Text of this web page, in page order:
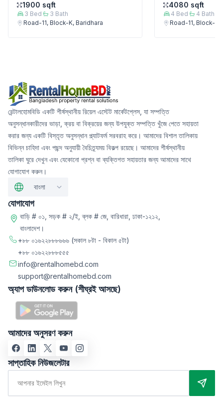
1900 sqft
3 Bed 3 Bath
Road-11, Block-K, Baridhara
4080 sqft
4 Bed 4 Bath
Road-11, Block-K,
রেন্টালহোমবিডি একটি শীর্ষস্থানীয় রিয়েল এস্টেট মার্কেটপ্লেস, যা সম্পত্তি
অনুসন্ধানকারীদের ভাড়া, ক্রয় বা বিক্রয়ের জন্য উপযুক্ত সম্পত্তি খুঁজে পেতে সহায়তা
করার জন্য একটি বিস্তৃত অনুসন্ধান প্ল্যাটফর্ম সরবরাহ করে। আমাদের বিশাল তালিকায়
বিভিন্ন চাহিদা এবং পছন্দ অনুযায়ী বৈচিত্র্যময় বিকল্প রয়েছে। আমাদের শীর্ষস্থানীয়
তালিকা ঘুরে দেখুন এবং যেকোনো প্রশ্ন বা ব্যক্তিগত সহায়তার জন্য আমাদের সাথে
যোগাযোগ করুন।
বাংলা
যোগাযোগ
বাড়ি # ০১, সড়ক # ২/ই, ব্লক # জে, বারিধারা, ঢাকা-১২১২,
বাংলাদেশ।
+৮৮ ০১৬২২৮৮৮৬৬৬ (সকাল ৮টা - বিকাল ৫টা)
+৮৮ ০১৬২২৮৮৮৫৫৫
info@rentalhomebd.com
support@rentalhomebd.com
অ্যাপ ডাউনলোড করুন (শীঘ্রই আসছে)
আমাদের অনুসরণ করুন
সাপ্তাহিক নিউজলেটার